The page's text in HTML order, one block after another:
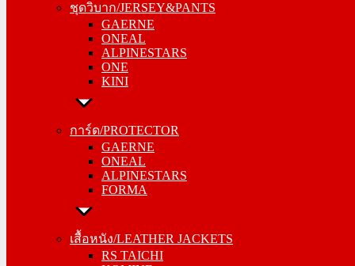
ชุดวิบาก/JERSEY&PANTS
GAERNE
ONEAL
ALPINESTARS
ONE
KINI
การ์ด/PROTECTOR
GAERNE
ONEAL
ALPINESTARS
FORMA
เสื้อหนัง/LEATHER JACKETS
RS TAICHI
ONEAL
ALPINESTARS
ONE
KINI
การ์ด/PROTECTOR
ONEAL
ALPINESTARS
FORMA
เสื้อหนัง/LEATHER JACKETS
KOMINE
ALPINESTARS